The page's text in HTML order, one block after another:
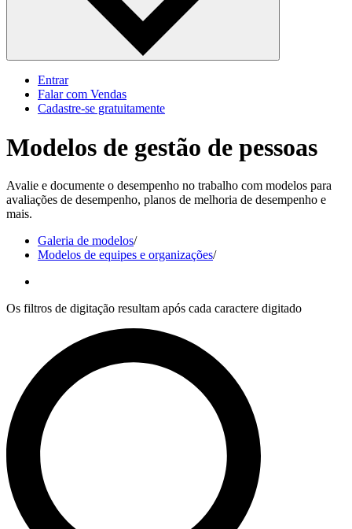
Entrar
Falar com Vendas
Cadastre‐se gratuitamente
Modelos de gestão de pessoas
Avalie e documente o desempenho no trabalho com modelos para
avaliações de desempenho, planos de melhoria de desempenho e
mais.
Galeria de modelos/
Modelos de equipes e organizações/
Os filtros de digitação resultam após cada caractere digitado